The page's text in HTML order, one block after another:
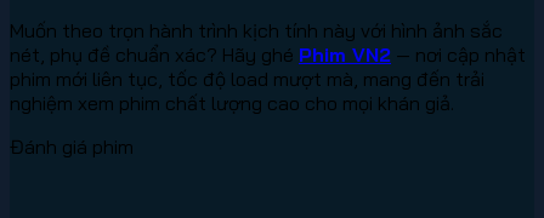
Muốn theo trọn hành trình kịch tính này với hình ảnh sắc
nét, phụ đề chuẩn xác? Hãy ghé Phim VN2 — nơi cập nhật
phim mới liên tục, tốc độ load mượt mà, mang đến trải
nghiệm xem phim chất lượng cao cho mọi khán giả.
Đánh giá phim